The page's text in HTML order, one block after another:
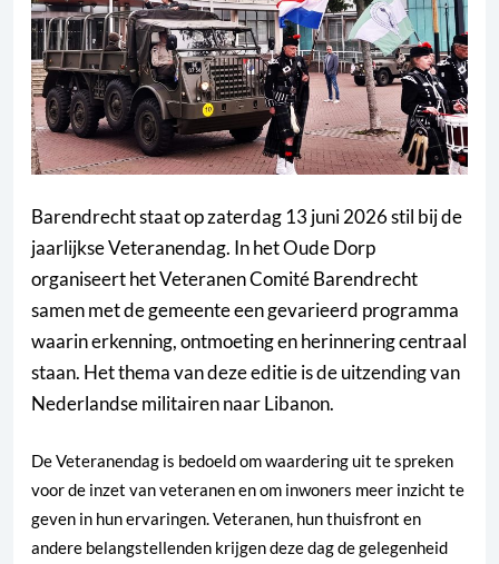
Barendrecht staat op zaterdag 13 juni 2026 stil bij de
jaarlijkse Veteranendag. In het Oude Dorp
organiseert het Veteranen Comité Barendrecht
samen met de gemeente een gevarieerd programma
waarin erkenning, ontmoeting en herinnering centraal
staan. Het thema van deze editie is de uitzending van
Nederlandse militairen naar Libanon.
De Veteranendag is bedoeld om waardering uit te spreken
voor de inzet van veteranen en om inwoners meer inzicht te
geven in hun ervaringen. Veteranen, hun thuisfront en
andere belangstellenden krijgen deze dag de gelegenheid